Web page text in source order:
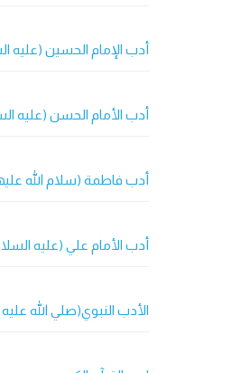
أدب الإمام الحسين (عليه
أدب الأمام الحسن (عليه
أدب فاطمة (سلام الله
أدب الأمام علي (عليه
الأدب النبوي(صلي الله